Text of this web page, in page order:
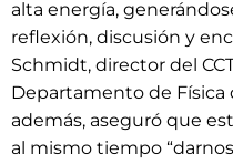
alta energía,
reflexión, discusión y
Schmidt, director del
Departamento de Física
además, aseguró que
al mismo tiempo